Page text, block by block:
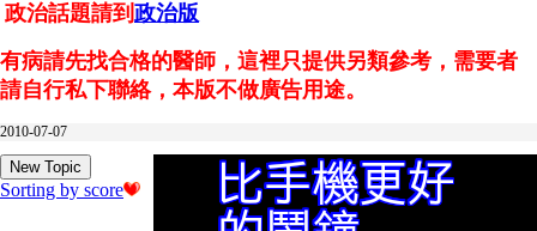
政治話題請到 政治版
有病請先找合格的醫師，這裡只提供另類參考，需要者
請自行私下聯絡，本版不做廣告用途。
2010-07-07
New Topic
Sorting by score